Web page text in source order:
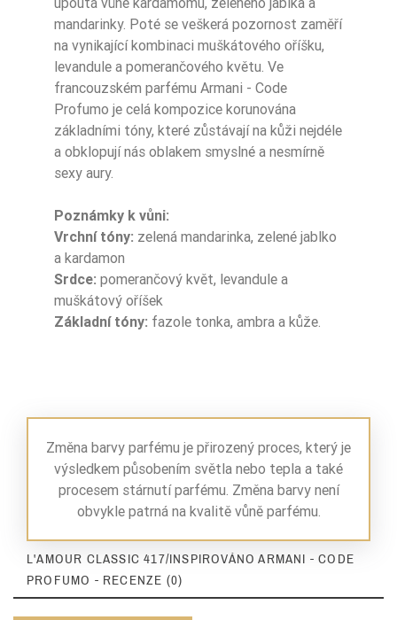
mandarinky. Poté se veškerá pozornost zaměří
na vynikající kombinaci muškátového oříšku,
levandule a pomerančového květu. Ve
francouzském parfému Armani - Code
Profumo je celá kompozice korunována
základními tóny, které zůstávají na kůži nejdéle
a obklopují nás oblakem smyslné a nesmírně
sexy aury.
Poznámky k vůni:
Vrchní tóny: zelená mandarinka, zelené jablko
a kardamon
Srdce: pomerančový květ, levandule a
muškátový oříšek
Základní tóny: fazole tonka, ambra a kůže.
Změna barvy parfému je přirozený proces, který je
výsledkem působením světla nebo tepla a také
procesem stárnutí parfému. Změna barvy není
obvykle patrná na kvalitě vůně parfému.
L'AMOUR CLASSIC 417/INSPIROVÁNO ARMANI - CODE
PROFUMO - RECENZE (0)